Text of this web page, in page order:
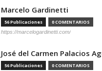
Marcelo Gardinetti
56 Publicaciones 0 COMENTARIOS
https://marcelogardinetti.com/
José del Carmen Palacios
56 Publicaciones 0 COMENTARIOS